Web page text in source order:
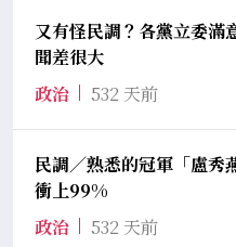
又有怪民調？各黨立委
聞差很大
政治
532 天前
民調／熟悉的冠軍「盧秀
衝上99%
政治
532 天前